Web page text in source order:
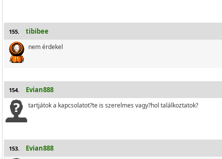
155. tibibee
nem érdekel
154. Evian888
tartjátok a kapcsolatot?te is szerelmes vagy?hol találkoztatok?
153. Evian888